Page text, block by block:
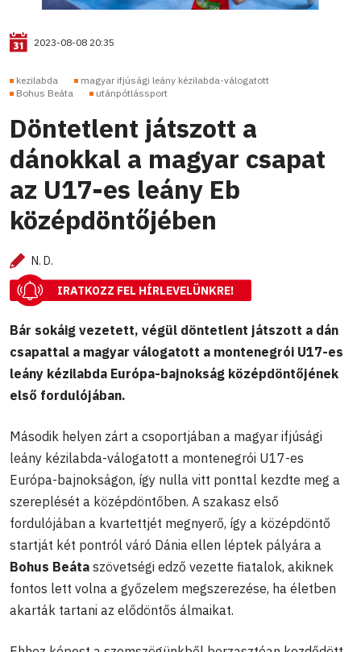
2023-08-08 20:35
kezilabda
magyar ifjúsági leány kézilabda-válogatott
Bohus Beáta
utánpótlássport
Döntetlent játszott a
dánokkal a magyar csapat
az U17-es leány Eb
középdöntőjében
N. D.
IRATKOZZ FEL HÍRLEVELÜNKRE!
Bár sokáig vezetett, végül döntetlent játszott a dán
csapattal a magyar válogatott a montenegrói U17-es
leány kézilabda Európa-bajnokság középdöntőjének
első fordulójában.
Második helyen zárt a csoportjában a magyar ifjúsági
leány kézilabda-válogatott a montenegrói U17-es
Európa-bajnokságon, így nulla vitt ponttal kezdte meg a
szereplését a középdöntőben. A szakasz első
fordulójában a kvartettjét megnyerő, így a középdöntő
startját két pontról váró Dánia ellen léptek pályára a
Bohus Beáta szövetségi edző vezette fiatalok, akiknek
fontos lett volna a győzelem megszerezése, ha életben
akarták tartani az elődöntős álmaikat.